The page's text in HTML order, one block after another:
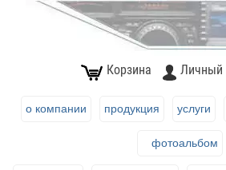
Корзина Личный
о компании продукция услуги
фотоальбом